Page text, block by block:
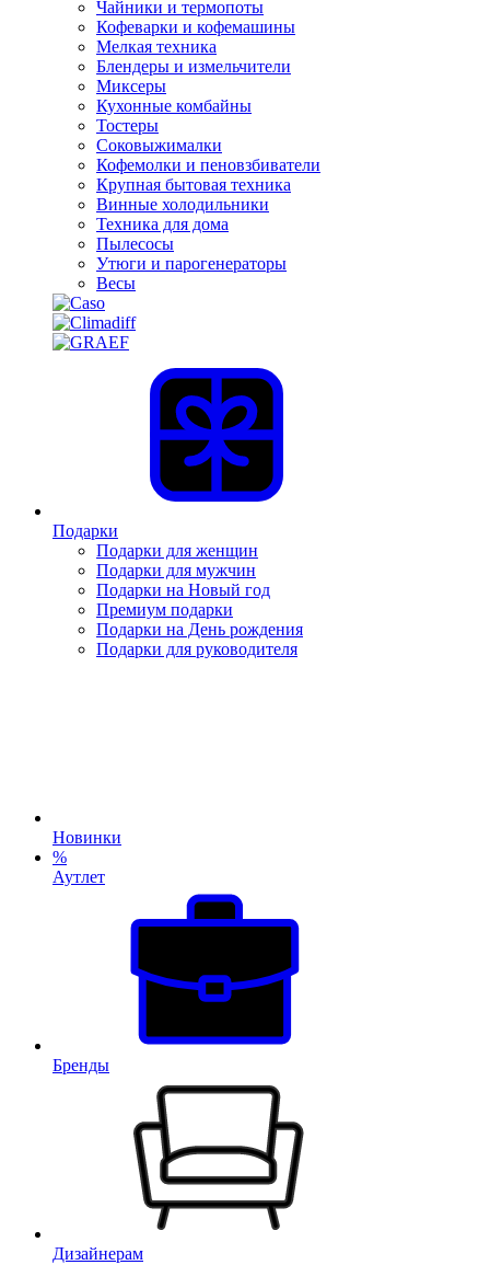
Чайники и термопоты
Кофеварки и кофемашины
Мелкая техника
Блендеры и измельчители
Миксеры
Кухонные комбайны
Тостеры
Соковыжималки
Кофемолки и пеновзбиватели
Крупная бытовая техника
Винные холодильники
Техника для дома
Пылесосы
Утюги и парогенераторы
Весы
Подарки
Подарки для женщин
Подарки для мужчин
Подарки на Новый год
Премиум подарки
Подарки на День рождения
Подарки для руководителя
Новинки
%
Аутлет
Бренды
Дизайнерам